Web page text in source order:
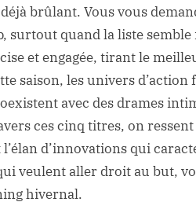
brûlant. Vous vous
surtout quand la liste semble
et engagée, tirant le
saison, les univers
avec des drames
ces cinq titres, on ressent
d’innovations qui
veulent aller droit au but,
hivernal.